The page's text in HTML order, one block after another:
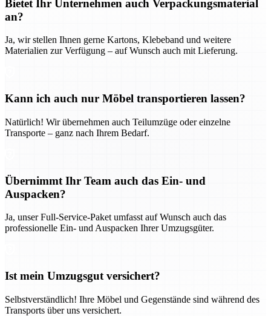
Bietet Ihr Unternehmen auch Verpackungsmaterial
an?
Ja, wir stellen Ihnen gerne Kartons, Klebeband und weitere
Materialien zur Verfügung – auf Wunsch auch mit Lieferung.
Kann ich auch nur Möbel transportieren lassen?
Natürlich! Wir übernehmen auch Teilumzüge oder einzelne
Transporte – ganz nach Ihrem Bedarf.
Übernimmt Ihr Team auch das Ein- und
Auspacken?
Ja, unser Full-Service-Paket umfasst auf Wunsch auch das
professionelle Ein- und Auspacken Ihrer Umzugsgüter.
Ist mein Umzugsgut versichert?
Selbstverständlich! Ihre Möbel und Gegenstände sind während des
Transports über uns versichert.